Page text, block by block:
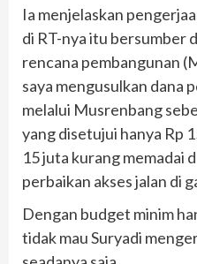
Ia menjelaskan
di RT-nya itu bersumber
rencana pembangunan
saya mengusulkan dana
melalui Musrenbang
yang disetujui hanya Rp
15 juta kurang memadai
perbaikan akses jalan di
Dengan budget minim
tidak mau Suryadi